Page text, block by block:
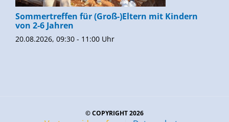
Sommertreffen für (Groß-)Eltern mit Kindern
von 2-6 Jahren
20.08.2026, 09:30 - 11:00 Uhr
© COPYRIGHT 2026